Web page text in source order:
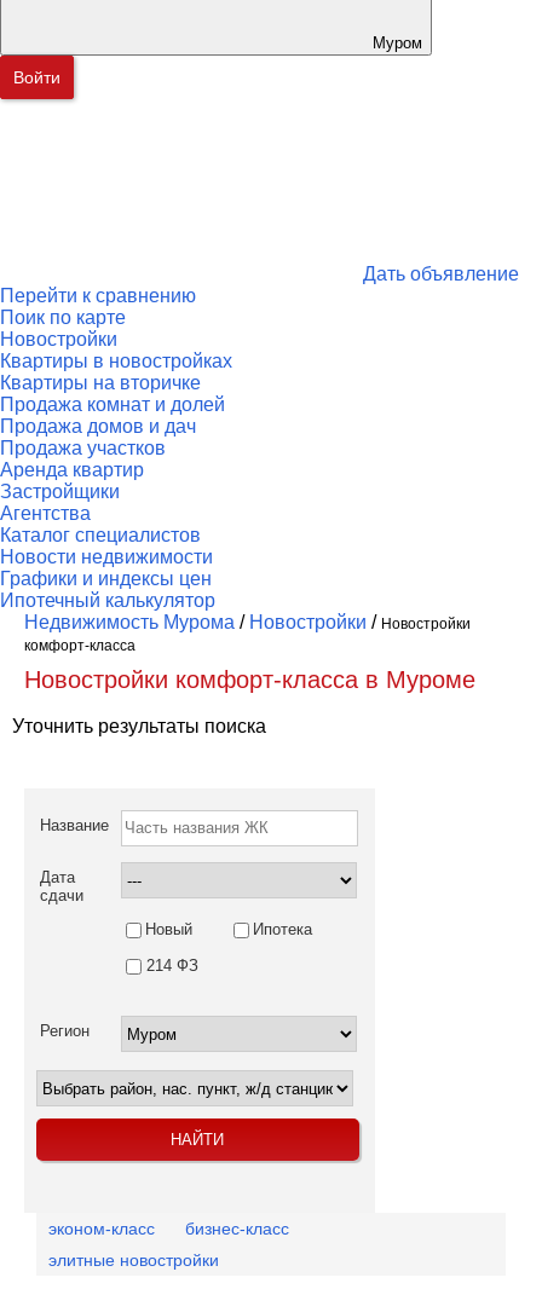
Муром
Войти
Дать объявление
Перейти к сравнению
Поик по карте
Новостройки
Квартиры в новостройках
Квартиры на вторичке
Продажа комнат и долей
Продажа домов и дач
Продажа участков
Аренда квартир
Застройщики
Агентства
Каталог специалистов
Новости недвижимости
Графики и индексы цен
Ипотечный калькулятор
Недвижимость Мурома / Новостройки / Новостройки
комфорт-класса
Новостройки комфорт-класса в Муроме
Уточнить результаты поиска
Название
Дата
сдачи
Новый
Ипотека
214 ФЗ
Регион
эконом-класс
бизнес-класс
элитные новостройки